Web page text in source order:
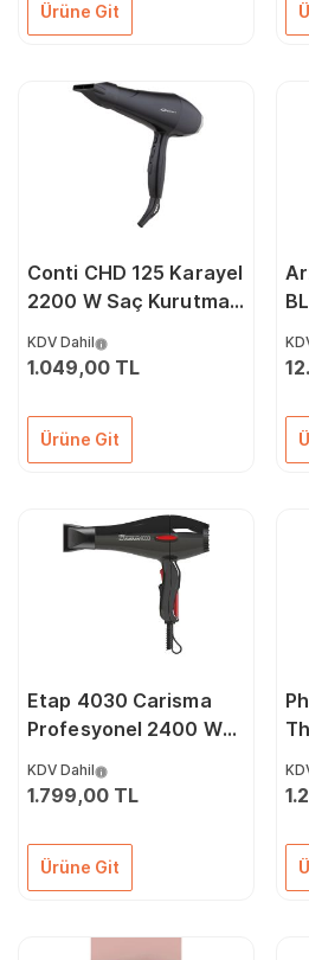
Ürüne Git
Conti CHD 125 Karayel
2200 W Saç Kurutma
KDV Dahil
1.049,00 TL
Ürüne Git
Etap 4030 Carisma
Profesyonel 2400 W
KDV Dahil
1.799,00 TL
Ürüne Git